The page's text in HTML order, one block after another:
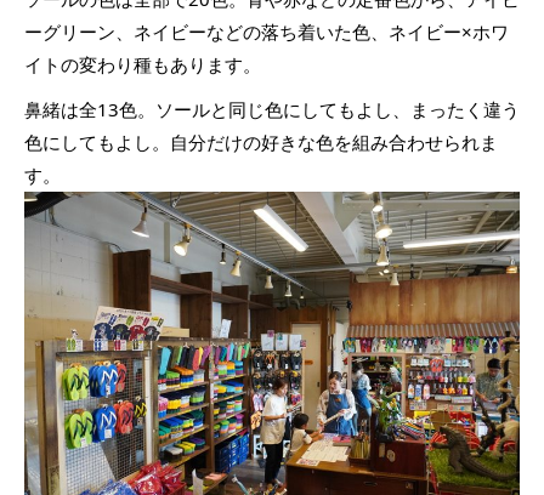
ーグリーン、ネイビーなどの落ち着いた色、ネイビー×ホワ
イトの変わり種もあります。
鼻緒は全13色。ソールと同じ色にしてもよし、まったく違う
色にしてもよし。自分だけの好きな色を組み合わせられま
す。